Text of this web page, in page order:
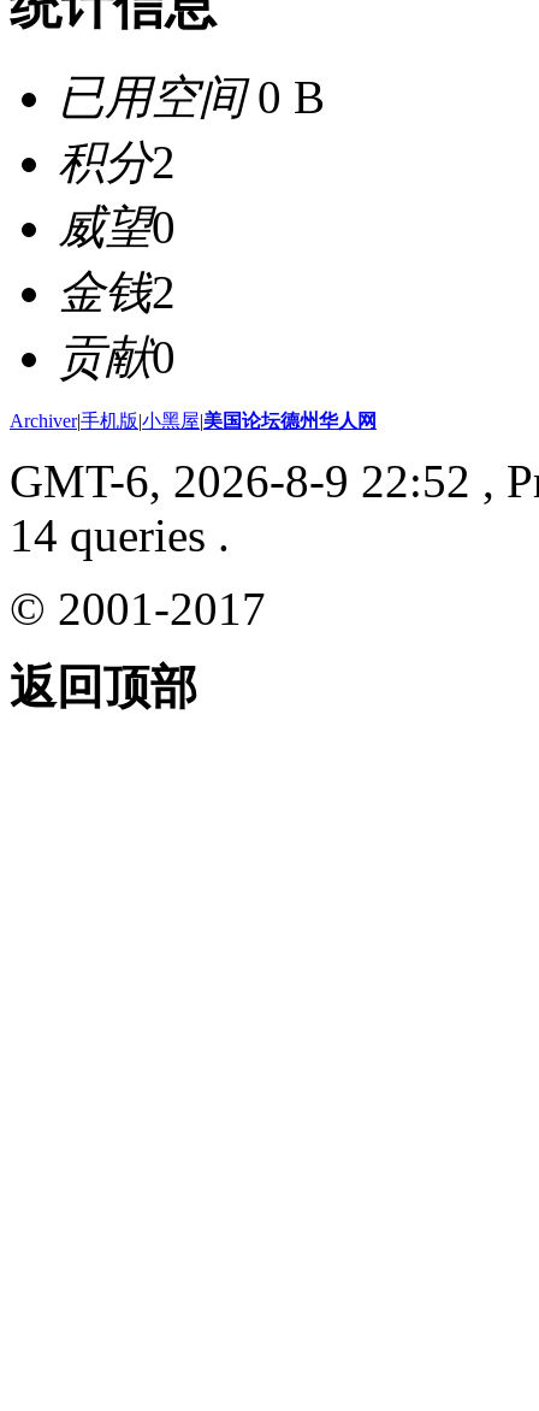
已用空间0 B
积分2
威望0
金钱2
贡献0
Archiver|手机版|小黑屋|美国论坛德州华人网
GMT-6, 2026-8-9 22:52 ,
14 queries .
© 2001-2017
返回顶部